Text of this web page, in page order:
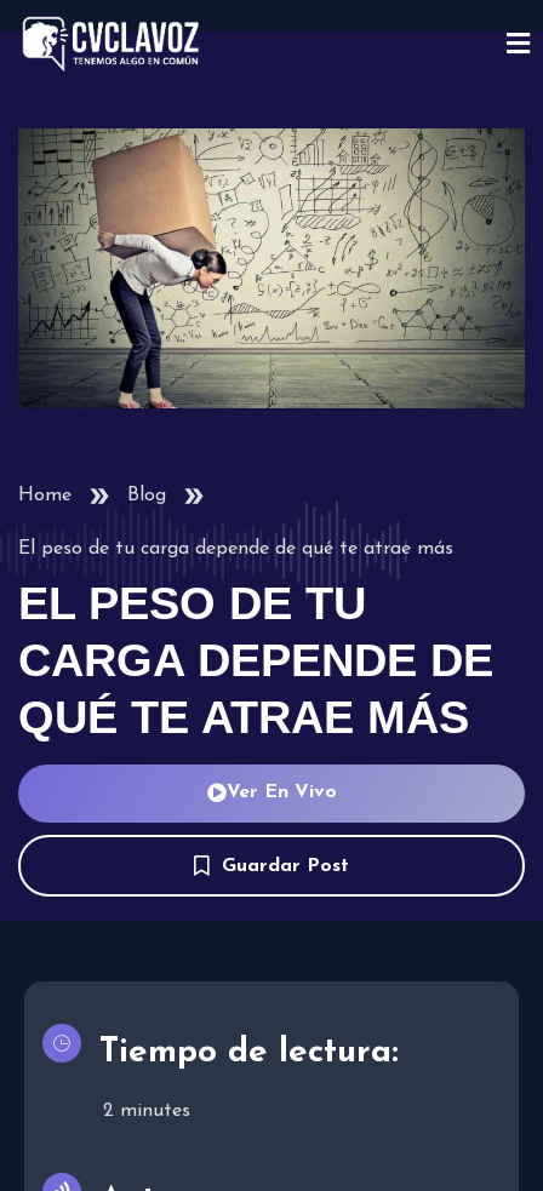
Home Blog
El peso de tu carga depende de qué te atrae más
EL PESO DE TU
CARGA DEPENDE DE
QUÉ TE ATRAE MÁS
Ver En Vivo
Guardar Post
Tiempo de lectura:
2 minutes